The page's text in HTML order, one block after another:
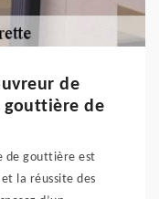
de
gouttière de
de gouttière est
la réussite des